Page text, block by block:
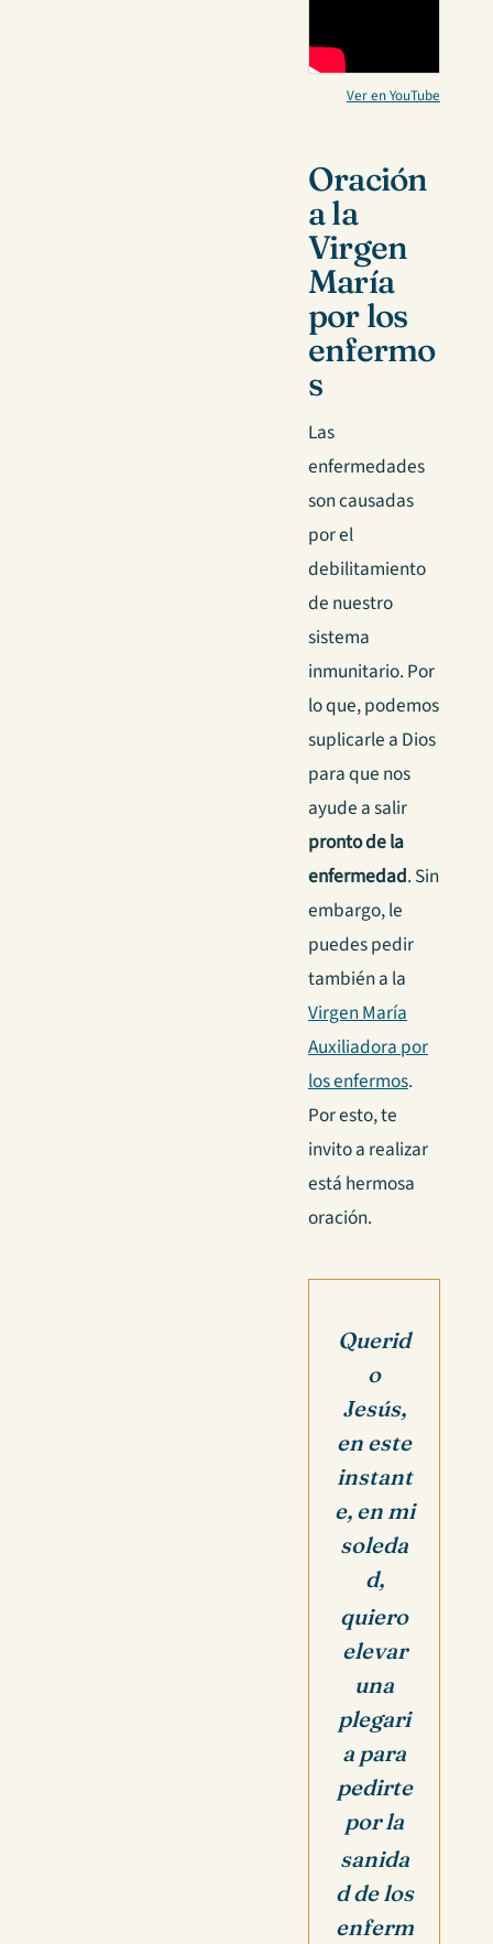
Ver en YouTube
Oración
a la
Virgen
María
por los
enfermo
s
Las
enfermedades
son causadas
por el
debilitamiento
de nuestro
sistema
inmunitario. Por
lo que, podemos
suplicarle a Dios
para que nos
ayude a salir
pronto de la
enfermedad. Sin
embargo, le
puedes pedir
también a la
Virgen María
Auxiliadora por
los enfermos.
Por esto, te
invito a realizar
está hermosa
oración.
Querid
o
Jesús,
en este
instant
e, en mi
soleda
d,
quiero
elevar
una
plegari
a para
pedirte
por la
sanida
d de los
enferm